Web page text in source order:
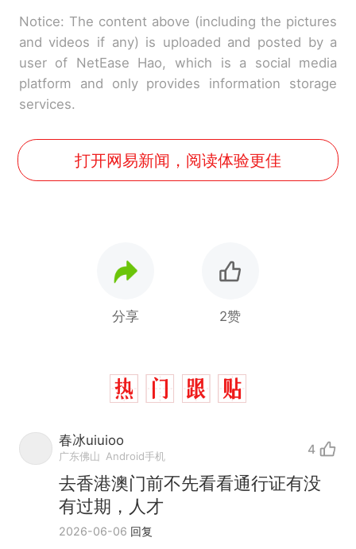
Notice: The content above (including the pictures
and videos if any) is uploaded and posted by a
user of NetEase Hao, which is a social media
platform and only provides information storage
services.
打开网易新闻，阅读体验更佳
分享 2赞
春冰uiuioo
广东佛山 Android手机 4
去香港澳门前不先看看通行证有没
有过期，人才
2026-06-06 回复
因老师一句“跟我回家”改写了
人生
新 费大厨“全国小炒肉大王”称
号，仅凭视频评出？中国烹饪
协会回应
台风"白海豚"中心附近最大风
力已达15级 最新研判